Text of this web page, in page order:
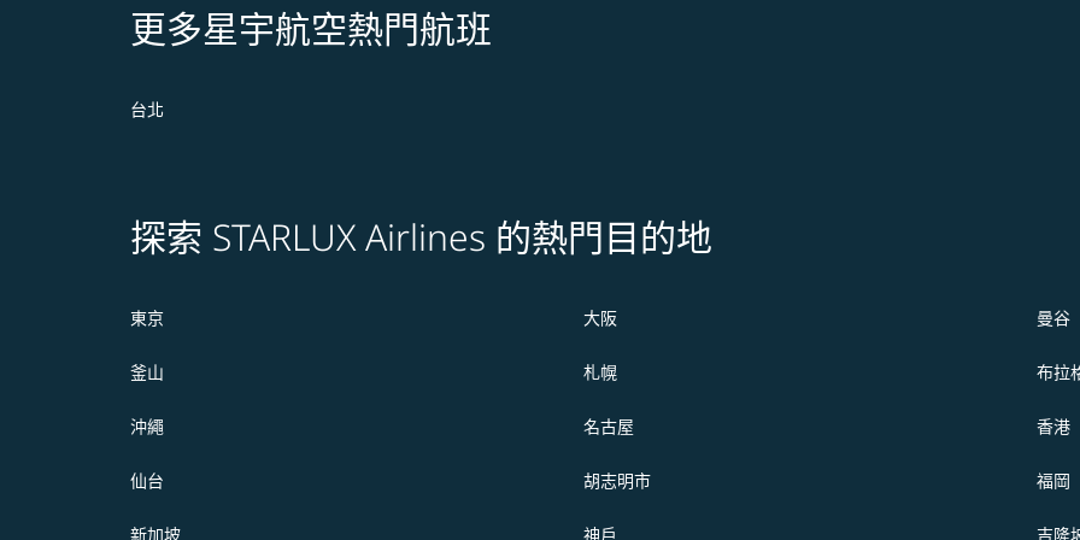
更多星宇航空熱門航班
台北
探索 STARLUX Airlines 的熱門目的地
東京 大阪 曼谷
釜山 札幌 布拉
沖繩 名古屋 香港
仙台 胡志明市 福岡
新加坡 神戶 吉隆